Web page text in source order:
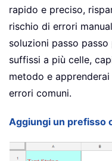
rapido e preciso,
rischio di errori
soluzioni passo
suffissi a più celle,
metodo e
errori comuni.
Aggiungi un prefisso